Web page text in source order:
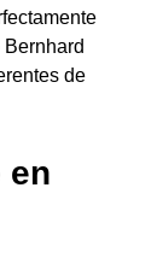
de
en